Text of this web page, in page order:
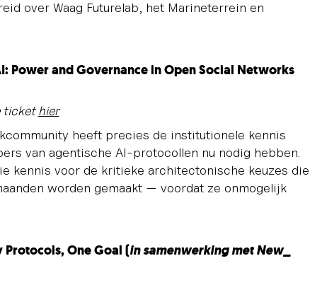
over Waag Futurelab, het Marineterrein en
Power and Governance in Open Social Networks
tickethier
heeft precies de institutionele kennis
van agentische AI-protocollen nu nodig hebben.
kennis voor de kritieke architectonische keuzes die
worden gemaakt — voordat ze onmogelijk
One Goal (in samenwerking met New_